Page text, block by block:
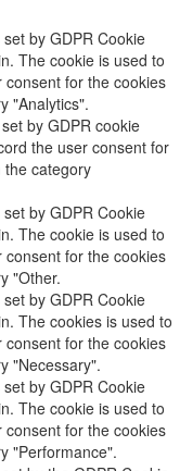
by GDPR Cookie
The cookie is used to
consent for the cookies
"Analytics".
by GDPR cookie
the user consent for
the category
by GDPR Cookie
The cookie is used to
consent for the cookies
"Other.
by GDPR Cookie
The cookies is used to
consent for the cookies
"Necessary".
by GDPR Cookie
The cookie is used to
consent for the cookies
"Performance".